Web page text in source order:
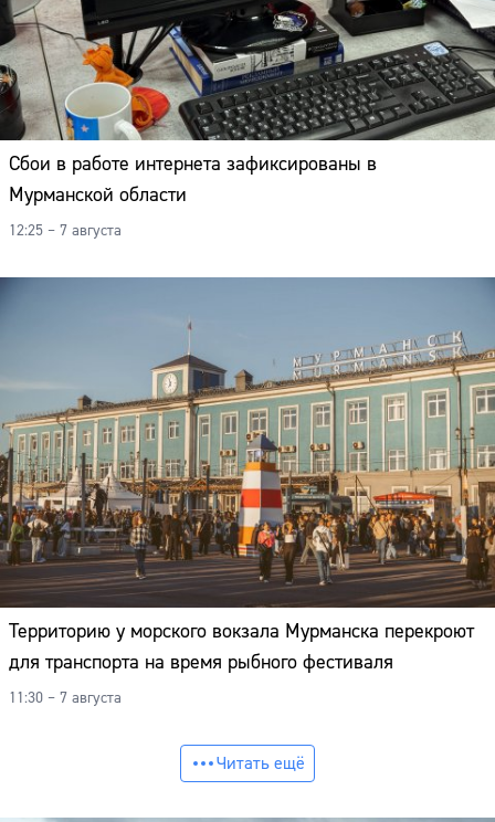
Сбои в работе интернета зафиксированы в
Мурманской области
12:25 – 7 августа
Территорию у морского вокзала Мурманска перекроют
для транспорта на время рыбного фестиваля
11:30 – 7 августа
Читать ещё